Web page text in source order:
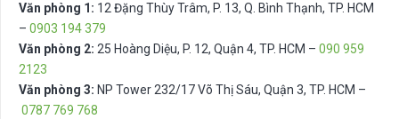
Văn phòng 1: 12 Đặng Thùy Trâm, P. 13, Q. Bình Thạnh, TP. HCM
– 0903 194 379
Văn phòng 2: 25 Hoàng Diệu, P. 12, Quận 4, TP. HCM – 090 959
2123
Văn phòng 3: NP Tower 232/17 Võ Thị Sáu, Quận 3, TP. HCM –
0787 769 768